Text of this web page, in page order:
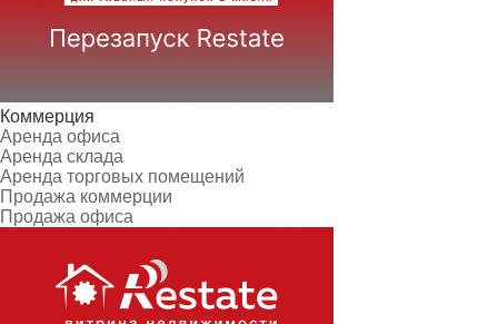
Коммерция
Аренда офиса
Аренда склада
Аренда торговых помещений
Продажа коммерции
Продажа офиса